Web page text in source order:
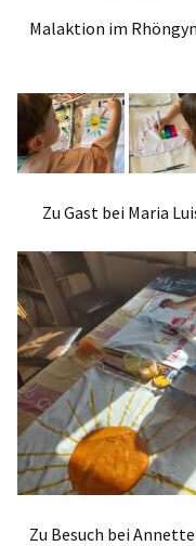
Malaktion im
Zu Gast bei Maria
Zu Besuch bei